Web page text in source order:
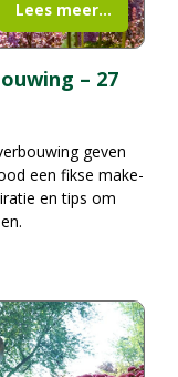
– 27
geven
een fikse make-
en tips om
Lees meer...